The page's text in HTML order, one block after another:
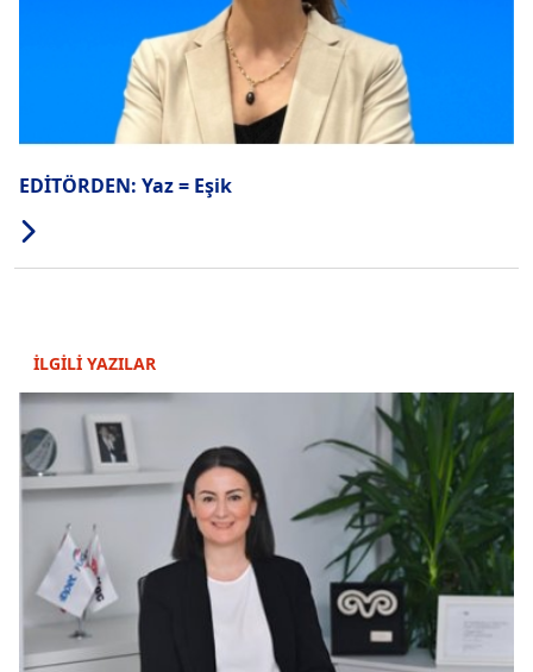
EDİTÖRDEN: Yaz = Eşik
İLGİLİ YAZILAR